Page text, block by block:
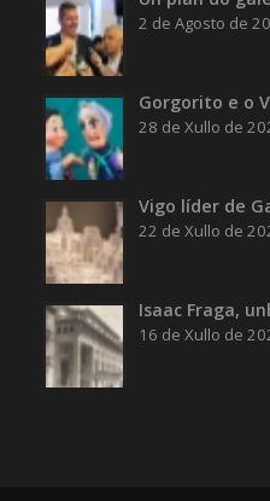
2 de Agosto de
Gorgorito e o
28 de Xullo de
Vigo líder de
22 de Xullo de
Isaac Fraga,
16 de Xullo de